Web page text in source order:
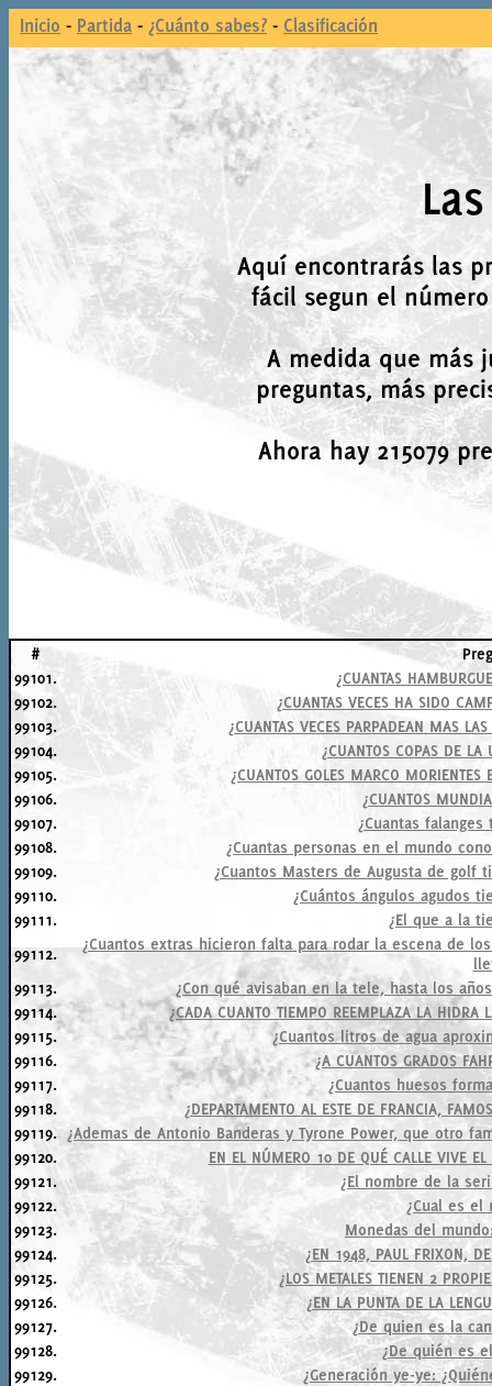
Inicio - Partida - ¿Cuánto sabes? - Clasificación
Aquí encontrarás las
fácil segun el
A medida que más
preguntas, más
Ahora hay 215079
#
99101.
¿CUANTAS
99102.
¿CUANTAS VECES HA SIDO
99103.
¿CUANTAS VECES PARPADEAN MAS
99104.
¿CUANTOS COPAS DE LA
99105.
¿CUANTOS GOLES MARCO
99106.
¿CUANTOS
99107.
¿Cuantas
99108.
¿Cuantas personas en el mundo
99109.
¿Cuantos Masters de Augusta de golf
99110.
¿Cuántos ángulos agudos
99111.
¿El que a la
99112.
¿Cuantos extras hicieron falta para rodar la escena de
99113.
¿Con qué avisaban en la tele, hasta los
99114.
¿CADA CUANTO TIEMPO REEMPLAZA LA HIDRA
99115.
¿Cuantos litros de agua
99116.
¿A CUANTOS GRADOS
99117.
¿Cuantos huesos
99118.
¿DEPARTAMENTO AL ESTE DE FRANCIA,
99119. ¿Ademas de Antonio Banderas y Tyrone Power, que otro
99120.
EN EL NÚMERO 10 DE QUÉ CALLE VIVE
99121.
¿El nombre de la
99122.
¿Cual es el
99123.
Monedas del
99124.
¿EN 1948, PAUL FRIXON,
99125.
¿LOS METALES TIENEN 2
99126.
¿EN LA PUNTA DE LA
99127.
¿De quien es la
99128.
¿De quién es
99129.
¿Generación ye-ye: